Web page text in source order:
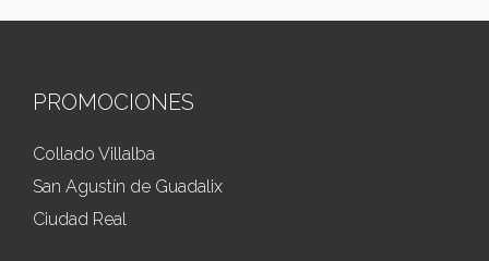
PROMOCIONES
Collado Villalba
San Agustín de Guadalix
Ciudad Real